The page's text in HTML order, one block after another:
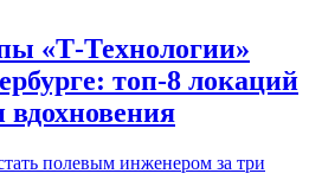
«Т-Технологии»
топ-8 локаций
вдохновения